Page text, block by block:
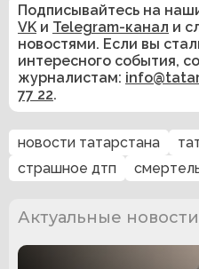
Подписывайтесь на
VK и Telegram-канал и
новостями. Если вы
интересного события,
журналистам:
77 22.
новости татарстана
страшное дтп
Актуальные новости